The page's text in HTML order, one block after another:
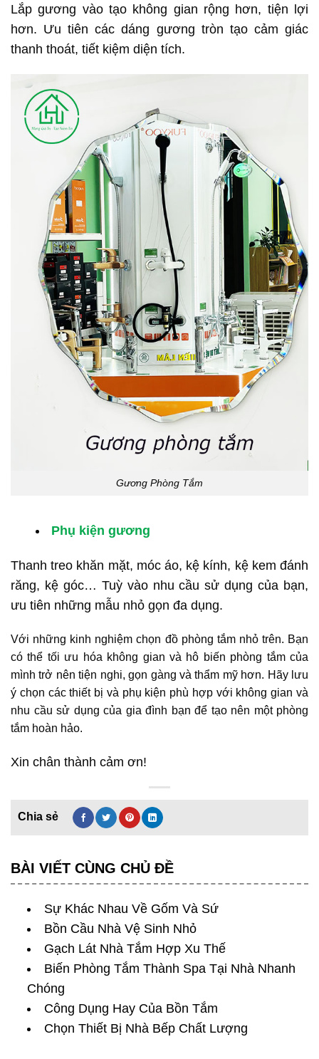
Lắp gương vào tạo không gian rộng hơn, tiện lợi
hơn. Ưu tiên các dáng gương tròn tạo cảm giác
thanh thoát, tiết kiệm diện tích.
Gương Phòng Tắm
Phụ kiện gương
Thanh treo khăn mặt, móc áo, kệ kính, kệ kem đánh
răng, kệ góc… Tuỳ vào nhu cầu sử dụng của bạn,
ưu tiên những mẫu nhỏ gọn đa dụng.
Với những kinh nghiệm chọn đồ phòng tắm nhỏ trên. Bạn
có thể tối ưu hóa không gian và hô biến phòng tắm của
mình trở nên tiện nghi, gọn gàng và thẩm mỹ hơn. Hãy lưu
ý chọn các thiết bị và phụ kiện phù hợp với không gian và
nhu cầu sử dụng của gia đình bạn để tạo nên một phòng
tắm hoàn hảo.
Xin chân thành cảm ơn!
BÀI VIẾT CÙNG CHỦ ĐỀ
Sự Khác Nhau Về Gốm Và Sứ
Bồn Cầu Nhà Vệ Sinh Nhỏ
Gạch Lát Nhà Tắm Hợp Xu Thế
Biến Phòng Tắm Thành Spa Tại Nhà Nhanh
Chóng
Công Dụng Hay Của Bồn Tắm
Chọn Thiết Bị Nhà Bếp Chất Lượng